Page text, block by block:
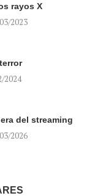
rayos X
2023
2024
del streaming
2026